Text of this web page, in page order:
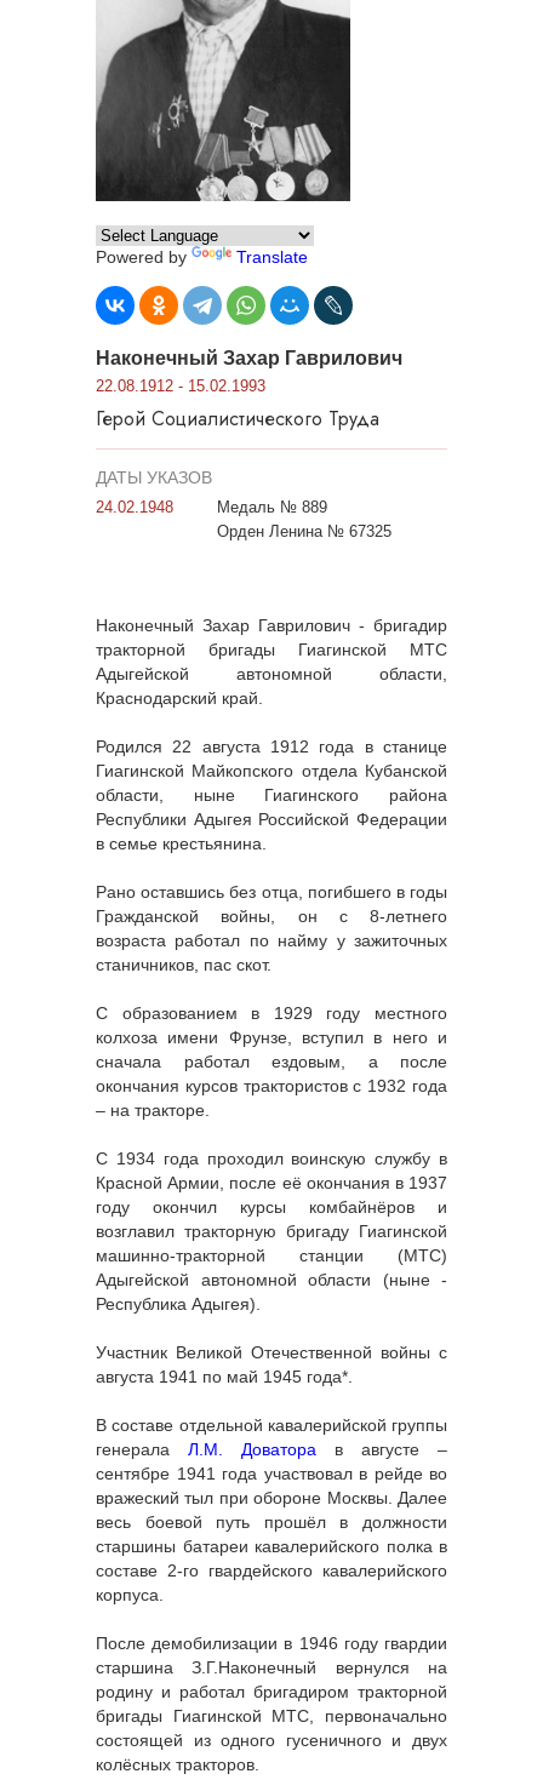
Powered by Translate
Наконечный Захар Гаврилович
22.08.1912 - 15.02.1993
Герой Социалистического Труда
ДАТЫ УКАЗОВ
24.02.1948
Медаль № 889
Орден Ленина № 67325
Наконечный Захар Гаврилович - бригадир
тракторной бригады Гиагинской МТС
Адыгейской автономной области,
Краснодарский край.
Родился 22 августа 1912 года в станице
Гиагинской Майкопского отдела Кубанской
области, ныне Гиагинского района
Республики Адыгея Российской Федерации
в семье крестьянина.
Рано оставшись без отца, погибшего в годы
Гражданской войны, он с 8-летнего
возраста работал по найму у зажиточных
станичников, пас скот.
С образованием в 1929 году местного
колхоза имени Фрунзе, вступил в него и
сначала работал ездовым, а после
окончания курсов трактористов с 1932 года
– на тракторе.
С 1934 года проходил воинскую службу в
Красной Армии, после её окончания в 1937
году окончил курсы комбайнёров и
возглавил тракторную бригаду Гиагинской
машинно-тракторной станции (МТС)
Адыгейской автономной области (ныне -
Республика Адыгея).
Участник Великой Отечественной войны с
августа 1941 по май 1945 года*.
В составе отдельной кавалерийской группы
генерала Л.М. Доватора в августе –
сентябре 1941 года участвовал в рейде во
вражеский тыл при обороне Москвы. Далее
весь боевой путь прошёл в должности
старшины батареи кавалерийского полка в
составе 2-го гвардейского кавалерийского
корпуса.
После демобилизации в 1946 году гвардии
старшина З.Г.Наконечный вернулся на
родину и работал бригадиром тракторной
бригады Гиагинской МТС, первоначально
состоящей из одного гусеничного и двух
колёсных тракторов.